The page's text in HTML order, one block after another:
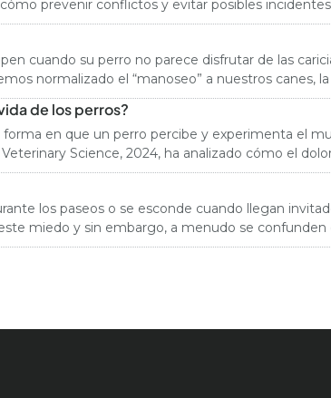
prevenir conflictos y evitar posibles
cuando su perro no parece disfrutar de las
relación que tenga con su familia.
de los perros?
en que un perro percibe y experimenta el
Science, 2024, ha analizado cómo el
los paseos o se esconde cuando llegan
miedo y sin embargo, a menudo se